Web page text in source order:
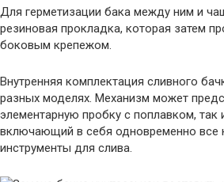
Для герметизации бака между ним и
резиновая прокладка, которая затем
боковым крепежом.
Внутренняя комплектация сливного
разных моделях. Механизм может
элементарную пробку с поплавком, так
включающий в себя одновременно все
инструменты для слива.